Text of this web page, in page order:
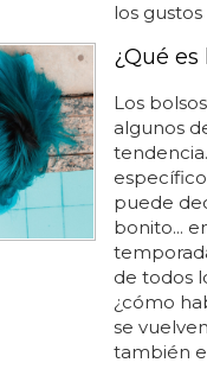
los
¿Qué
Los
algunos
puede
bonito...
de todos
¿cómo
se
también